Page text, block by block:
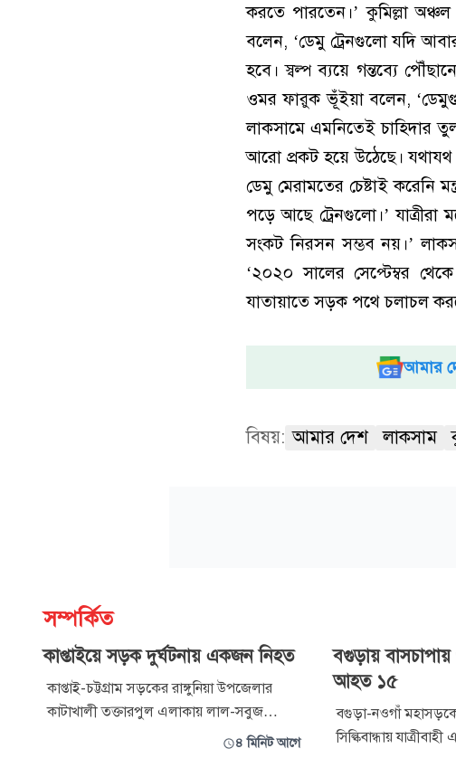
করতে পারতেন।’ কুমিল্লা
বলেন, ‘ডেমু ট্রেনগুলো যদি
হবে। স্বল্প ব্যয়ে গন্তব্যে
ওমর ফারুক ভূঁইয়া বলেন,
লাকসামে এমনিতেই চাহিদার
আরো প্রকট হয়ে উঠেছে। যথাযথ
ডেমু মেরামতের চেষ্টাই করেনি
পড়ে আছে ট্রেনগুলো।’ যাত্রীরা
সংকট নিরসন সম্ভব নয়।’
‘২০২০ সালের সেপ্টেম্বর
যাতায়াতে সড়ক পথে চলাচল
আমার
বিষয়: আমার দেশ লাকসাম
সম্পর্কিত
কাপ্তাইয়ে সড়ক দুর্ঘটনায় একজন নিহত
কাপ্তাই-চট্টগ্রাম সড়কের রাঙ্গুনিয়া উপজেলার
কাটাখালী তক্তারপুল এলাকায় লাল-সবুজ
পরিবহনের একটি বাসের ধাক্কায় রাসেল (২৩)
৪ মিনিট আগে
বগুড়ায়
আহত ১৫
বগুড়া-নওগাঁ
সিল্কিবান্ধায়